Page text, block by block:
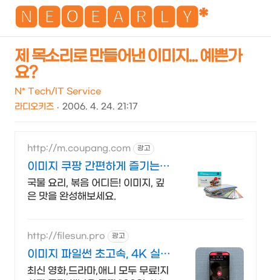
🅽🅴🅾🅴🅰🆁🅻🆈*
제 목소리로 만들어낸 이미지... 예쁜가
요?
N* Tech/IT Service
라디오키즈
2006. 4. 24. 21:17
http://m.coupang.com 광고
이미지 쿠팡 간편하게 즐기는
요리 친구
국물 요리, 볶음 어디든! 이미지, 깊
은 맛을 완성해보세요.
http://filesun.pro 광고
이미지 파일썬 초고속, 4K 실시
간 보기!
최신 영화,드라마,애니 모두 무료!지